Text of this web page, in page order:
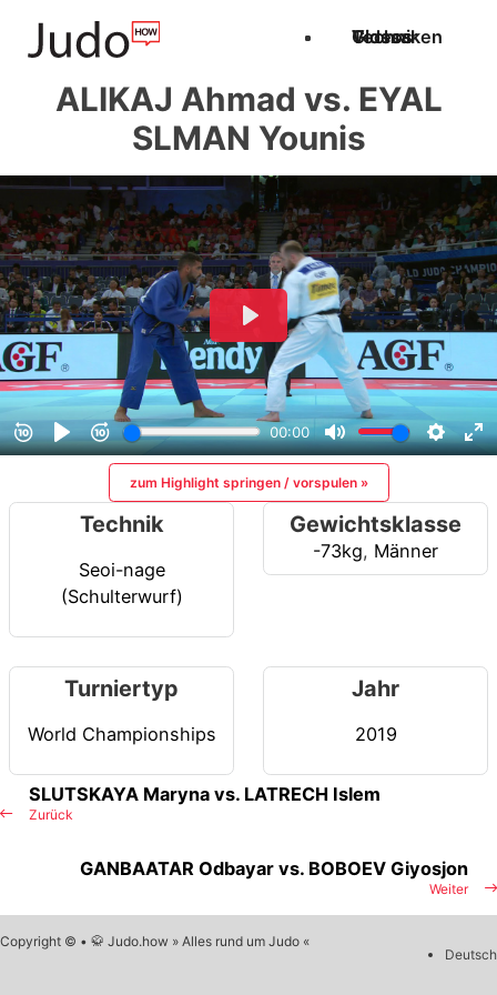
Techniken
Videos
Glossar
ALIKAJ Ahmad vs. EYAL
SLMAN Younis
zum Highlight springen / vorspulen »
Technik
Seoi-nage
(Schulterwurf)
Gewichtsklasse
-73kg, Männer
Turniertyp
World Championships
Jahr
2019
Zurück
SLUTSKAYA Maryna vs. LATRECH Islem
Weiter
GANBAATAR Odbayar vs. BOBOEV Giyosjon
Copyright © • 🥋 Judo.how » Alles rund um Judo «
Deutsch